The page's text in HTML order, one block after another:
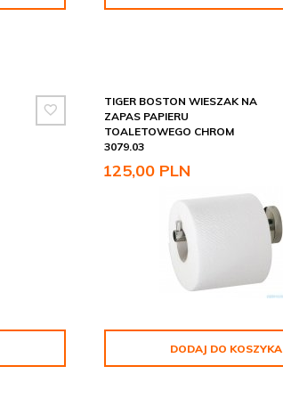
TIGER BOSTON WIESZAK NA
ZAPAS PAPIERU
TOALETOWEGO CHROM
3079.03
125,00 PLN
DODAJ DO KOSZYKA